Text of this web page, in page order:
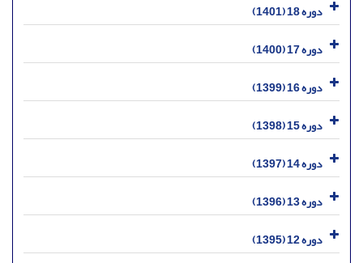
دوره 18 (1401)
دوره 17 (1400)
دوره 16 (1399)
دوره 15 (1398)
دوره 14 (1397)
دوره 13 (1396)
دوره 12 (1395)